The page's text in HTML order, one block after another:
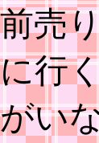
前売
に行
がい